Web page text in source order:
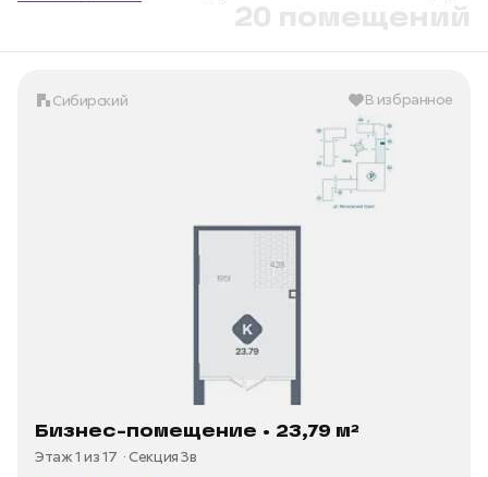
20 помещений
Сибирский В избранное
Бизнес-помещение • 23,79 м²
Этаж 1 из 17 Секция 3в